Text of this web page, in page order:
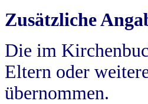
Zusätzliche
Die im
Eltern oder
übernommen.